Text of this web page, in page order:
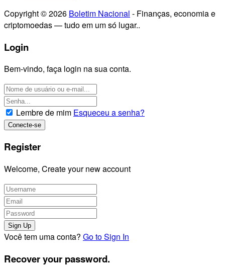
Copyright © 2026 Boletim Nacional - Finanças, economia e
criptomoedas — tudo em um só lugar..
Login
Bem-vindo, faça login na sua conta.
Lembre de mim Esqueceu a senha?
Register
Welcome, Create your new account
Você tem uma conta? Go to Sign In
Recover your password.